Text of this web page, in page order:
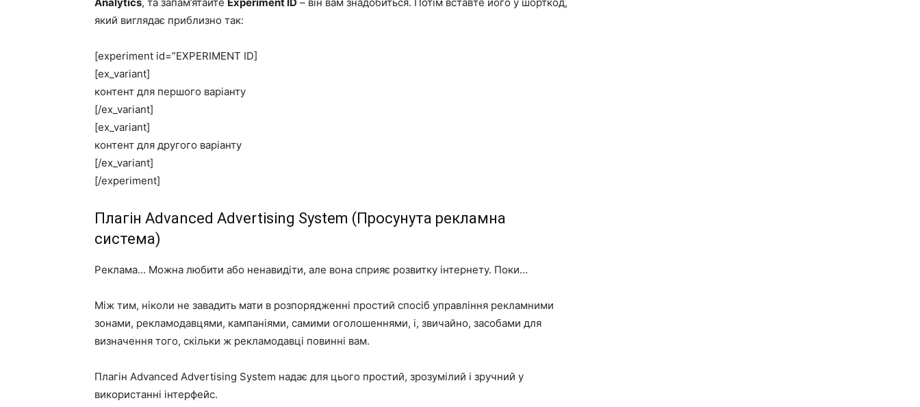
який виглядає приблизно так:
[experiment id=”EXPERIMENT ID]
[ex_variant]
контент для першого варіанту
[/ex_variant]
[ex_variant]
контент для другого варіанту
[/ex_variant]
[/experiment]
Плагін Advanced Advertising System (Просунута рекламна
система)
Реклама… Можна любити або ненавидіти, але вона сприяє розвитку інтернету. Поки…
Між тим, ніколи не завадить мати в розпорядженні простий спосіб управління рекламними
зонами, рекламодавцями, кампаніями, самими оголошеннями, і, звичайно, засобами для
визначення того, скільки ж рекламодавці повинні вам.
Плагін Advanced Advertising System надає для цього простий, зрозумілий і зручний у
використанні інтерфейс.